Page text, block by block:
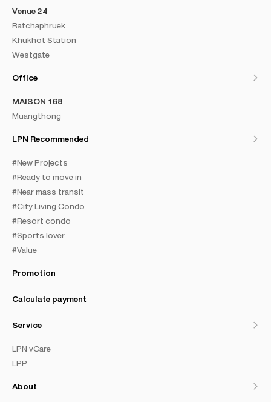
Venue 24
Ratchaphruek
Khukhot Station
Westgate
Office
MAISON 168
Muangthong
LPN Recommended
#New Projects
#Ready to move in
#Near mass transit
#City Living Condo
#Resort condo
#Sports lover
#Value
Promotion
Calculate payment
Service
LPN vCare
LPP
About